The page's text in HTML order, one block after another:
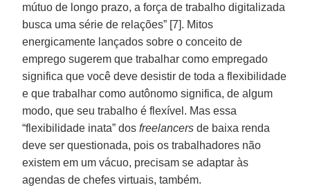
mútuo de longo prazo, a força de trabalho digitalizada
busca uma série de relações” [7]. Mitos
energicamente lançados sobre o conceito de
emprego sugerem que trabalhar como empregado
significa que você deve desistir de toda a flexibilidade
e que trabalhar como autônomo significa, de algum
modo, que seu trabalho é flexível. Mas essa
“flexibilidade inata” dosfreelancers de baixa renda
deve ser questionada, pois os trabalhadores não
existem em um vácuo, precisam se adaptar às
agendas de chefes virtuais, também.